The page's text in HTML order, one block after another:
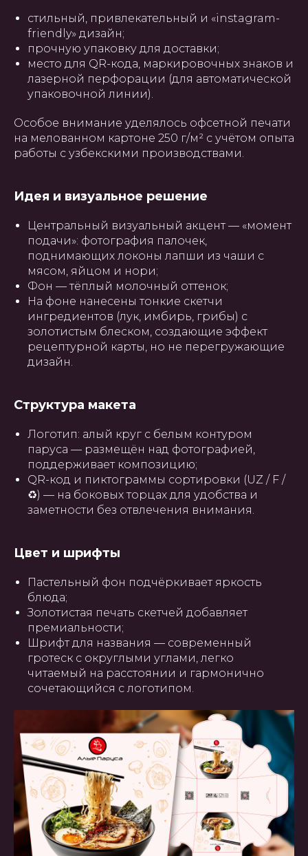
стильный, привлекательный и «instagram-
friendly» дизайн;
прочную упаковку для доставки;
место для QR-кода, маркировочных знаков и
лазерной перфорации (для автоматической
упаковочной линии).
Особое внимание уделялось офсетной печати
на мелованном картоне 250 г/м² с учётом опыта
работы с узбекскими производствами.
Идея и визуальное решение
Центральный визуальный акцент — «момент
подачи»: фотография палочек,
поднимающих локоны лапши из чаши с
мясом, яйцом и нори;
Фон — тёплый молочный оттенок;
На фоне нанесены тонкие скетчи
ингредиентов (лук, имбирь, грибы) с
золотистым блеском, создающие эффект
рецептурной карты, но не перегружающие
дизайн.
Структура макета
Логотип: алый круг с белым контуром
паруса — размещён над фотографией,
поддерживает композицию;
QR-код и пиктограммы сортировки (UZ / F /
♻︎) — на боковых торцах для удобства и
заметности без отвлечения внимания.
Цвет и шрифты
Пастельный фон подчёркивает яркость
блюда;
Золотистая печать скетчей добавляет
премиальности;
Шрифт для названия — современный
гротеск с округлыми углами, легко
читаемый на расстоянии и гармонично
сочетающийся с логотипом.